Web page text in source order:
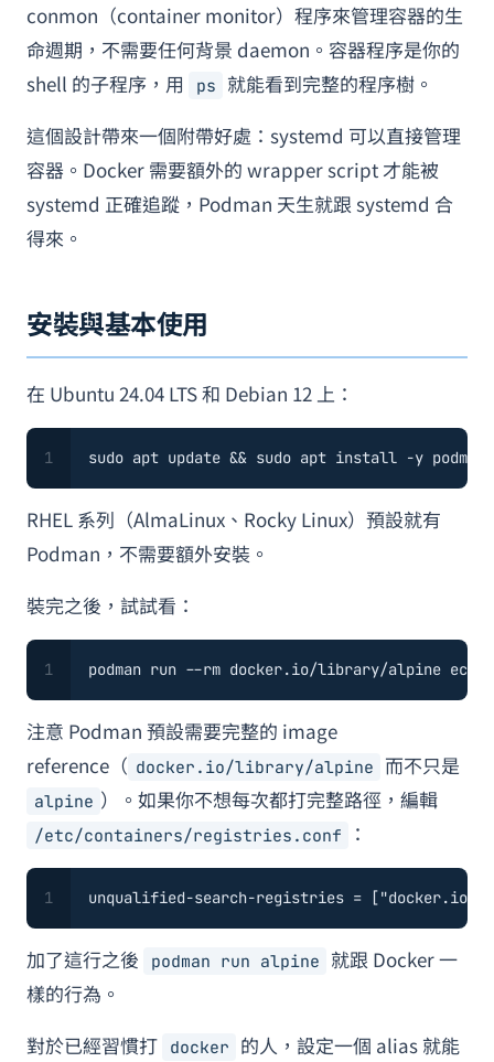
conmon（container monitor）程序來管理容器的生
命週期，不需要任何背景 daemon。容器程序是你的
shell 的子程序，用
ps
就能看到完整的程序樹。
這個設計帶來一個附帶好處：systemd 可以直接管理
容器。Docker 需要額外的 wrapper script 才能被
systemd 正確追蹤，Podman 天生就跟 systemd 合
得來。
安裝與基本使用
在 Ubuntu 24.04 LTS 和 Debian 12 上：
1 sudo apt update && sudo apt install -y podman
RHEL 系列（AlmaLinux、Rocky Linux）預設就有
Podman，不需要額外安裝。
裝完之後，試試看：
1 podman run --rm docker.io/library/alpine echo
注意 Podman 預設需要完整的 image
reference（ docker.io/library/alpine 而不只是
alpine ）。如果你不想每次都打完整路徑，編輯
/etc/containers/registries.conf ：
1 unqualified-search-registries = ["docker.io"
加了這行之後 podman run alpine
就跟 Docker 一
樣的行為。
對於已經習慣打
docker
的人，設定一個 alias 就能